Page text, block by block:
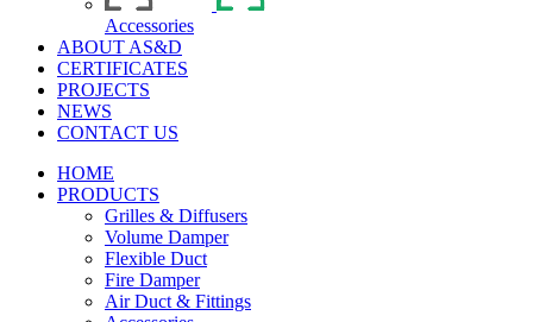
Accessories
ABOUT AS&D
CERTIFICATES
PROJECTS
NEWS
CONTACT US
HOME
PRODUCTS
Grilles & Diffusers
Volume Damper
Flexible Duct
Fire Damper
Air Duct & Fittings